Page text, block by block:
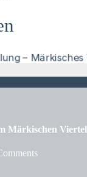
Märkischen Viertel